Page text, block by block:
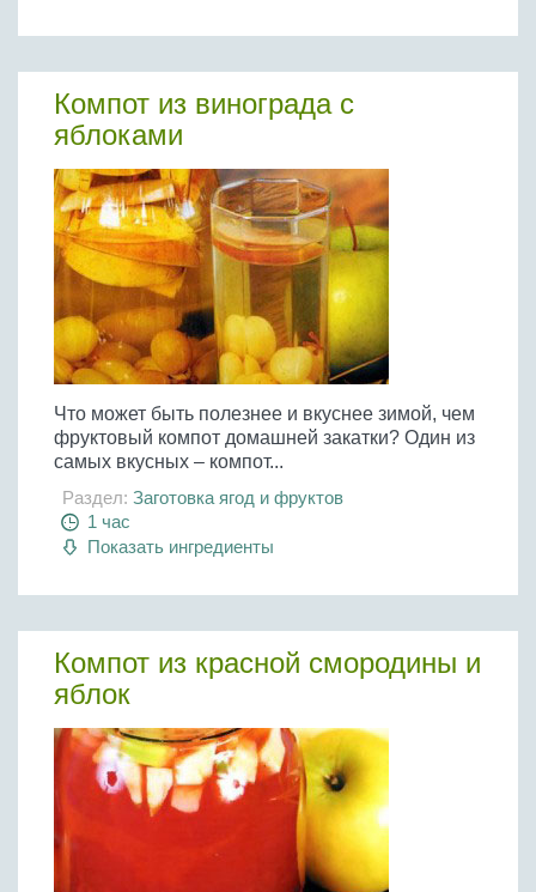
Компот из винограда с
яблоками
Что может быть полезнее и вкуснее зимой, чем
фруктовый компот домашней закатки? Один из
самых вкусных – компот...
Раздел: Заготовка ягод и фруктов
1 час
Показать ингредиенты
Компот из красной смородины и
яблок